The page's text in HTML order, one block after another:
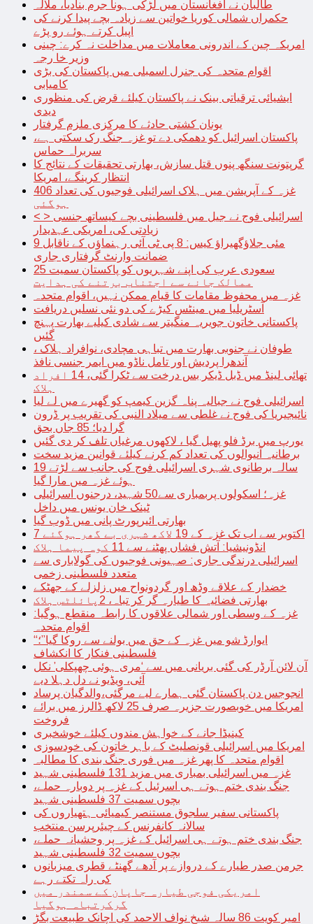
طالبان نے افغانستان میں لڑکی ہونا جرم بنادیا، ملالہ
حکمراں شمالی کوریا خواتین سے زیادہ بچے پیدا کرنے کی
اپیل کرتے ہوئے رو پڑے
امریکہ چین کے اندرونی معاملات میں مداخلت نہ کرے: چینی
وزیر خا رجہ
اقوام متحدہ کی جنرل اسمبلی میں پاکستان کی بڑی
کامیابی
ایشیائی ترقیاتی بینک نے پاکستان کیلئے قرض کی منظوری
دیدی
یونان کشتی حادثے کا مرکزی ملزم گرفتار
پاکستان اسرائیل کو دھمکی دے تو غزہ جنگ رک سکتی ہے،
سربراہ حماس
گرپتونت سنگھ پنوں قتل سازش، بھارتی تحقیقات کے نتائج کا
انتظار کرینگے، امریکا
غزہ کے آپریشن میں ہلاک اسرائیلی فوجیوں کی تعداد 406
ہوگئی
< > اسرائیلی فوج نے جیل میں فلسطینی بچے کیساتھ جنسی
زیادتی کی، امریکی عہدیدار
9 مئی جلاؤگھیراؤ کیس: 8 پی ٹی آئی رہنماؤں کے ناقابل
ضمانت وارنٹ گرفتاری جاری
سعودی عرب کی اپنے شہریوں کو پاکستان سمیت 25
ممالک جانے سے اجتناب برتنے کی ہدایت
غزہ میں محفوظ مقامات کا قیام ممکن نہیں، اقوام متحدہ
آسٹریلیا میں مینٹس کیڑے کی دو نئی نسلیں دریافت
پاکستانی خاتون جویریہ منگیتر سے شادی کیلیے بھارت پہنچ
گئیں
طوفان نے جنوبی بھارت میں تباہی مچادی، نوافراد ہلاک ،
آندھرا پردیش اور تامل ناڈو میں ایمر جنسی نافذ
تھائی لینڈ میں ڈبل ڈیکر بس درخت سے ٹکرا گئی، 14 افراد
ہلاک
اسرائیلی فوج نے جبالیہ پناہ گزین کیمپ کو گھیرے میں لے لیا
نائیجیریا کی فوج نے غلطی سے میلاد النبی کی تقریب پر ڈرون
گرا دیا؛ 85 جاں بحق
یورپ میں برڈ فلو پھیل گیا ، لاکھوں مرغیاں تلف کر دی گئیں
برطانیہ آنیوالوں کی تعداد کم کرنے کیلئے قوانین مزید سخت
19 سالہ برطانوی شہری اسرائیلی فوج کی جانب سے لڑتے
ہوئے غزہ میں مارا گیا
غزہ؛ اسکولوں پربمباری سے50 شہید، درجنوں اسرائیلی
ٹینک خان یونس میں داخل
بھارتی ائیرپورٹ پانی میں ڈوب گیا
7 اکتوبر سے اب تک غزہ کے 19 لاکھ شہری بے گھر ہوگئے
انڈونیشیا: آتش فشاں پھٹنے سے 11 کوہ پیما ہلاک
اسرائیلی درندگی جاری: صہیونی فوجیوں کی گولاباری سے
متعدد فلسطینی زخمی
خضدار کے علاقے وڈھ اور گردونواح میں زلزلے کے جھٹکے
بھارتی فضائیہ کا طیارہ گر کر تباہ، 2پائلٹس ہلاک
غزہ کے وسطی اور شمالی علاقوں کا رابطہ منقطع ہوگیا:
اقوام متحدہ
“ایوارڈ شو میں غزہ کے حق میں بولنے سے روکا گیا”؛
فلسطینی فنکار کا انکشاف
آن لائن آرڈر کی گئی بریانی میں سے ‘مری ہوئی چھپکلی’ نکل
آئی، ویڈیو نے دل دہلا دیے
انجوجس دن پاکستان گئی ہمارے لیے مرگئی،والدگیان پرساد
امریکا میں خوبصورت جزیرہ صرف 25 لاکھ ڈالرز میں برائے
فروخت
کینیڈا جانے کے خواہش مندوں کیلئے خوشخبری
امریکا میں اسرائیلی قونصلیٹ کے باہر خاتون کی خودسوزی
اقوام متحدہ کا پھر غزہ میں فوری جنگ بندی کا مطالبہ
غزہ میں اسرائیلی بمباری میں مزید 131 فلسطینی شہید
جنگ بندی ختم ہوتے ہی اسرئیل کے غزہ پر دوبارہ حملے،
بچوں سمیت 37 فلسطینی شہید
پاکستانی سفیر سلجوق مستنصر کیمیائی ہتھیاروں کی
سالانہ کانفرنس کے چیئرپرسن منتخب
جنگ بندی ختم ہوتے ہی اسرائیل کے غزہ پر وحشیانہ حملے،
بچوں سمیت 32 فلسطینی شہید
جرمن صدر طیارے کے دروازے پر آدھے گھنٹے قطری میزبانوں
کی راہ تکتے رہے
امریکی فوجی طیارہ جاپان کے سمندر میں
گرکرتباہ ہوگیا
امیرِ کویت 86 سالہ شیخ نواف الاحمد کی اچانک طبیعت بگڑ